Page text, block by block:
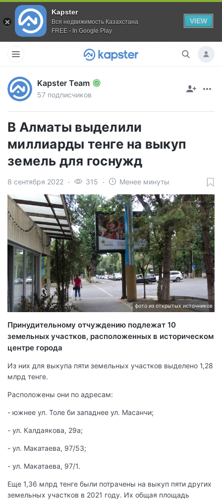
Kapster
Вся недвижимость Казахстана
FREE - In Google Play
VIEW
Kapster Team
57 подписчиков
В Алматы выделили
миллиарды тенге на выкуп
земель для госнужд
8 сентября 2022 315 Менее минуты
фото из открытых источников
Принудительному отчуждению подлежат 10
земельных участков, расположенных в историческом
центре города
Из них для выкупа пяти земельных участков выделено 1,28
млрд тенге.
Расположены они по адресам:
- южнее ул. Толе би западнее ул. Масанчи;
- ул. Калдаякова, 29а;
- ул. Макатаева, 97/53;
- ул. Макатаева, 97/1.
Еще 1,36 млрд тенге были потрачены на выкуп пяти других
земельных участков в 2021 году. Их общая площадь